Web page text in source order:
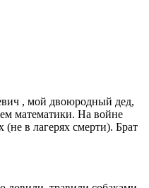
, мой двоюродный дед,
математики. На войне
(не в лагерях смерти). Брат